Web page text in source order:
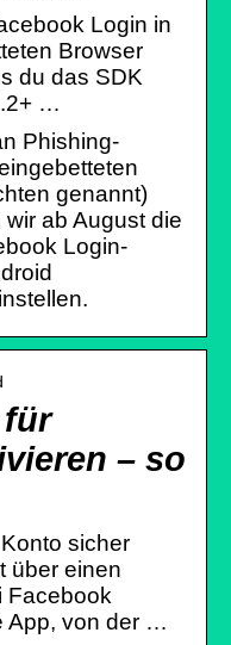
Login in
Browser
du das SDK
…
Phishing-
genannt)
ab August die
Login-
– so
sicher
über einen
Facebook
App, von der …